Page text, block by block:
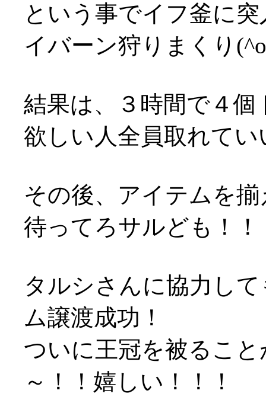
という事でイフ釜に
イバーン狩りまくり
結果は、３時間で４
欲しい人全員取れて
その後、アイテムを
待ってろサルども！
タルシさんに協力し
ム譲渡成功！
ついに王冠を被るこ
～！！嬉しい！！！